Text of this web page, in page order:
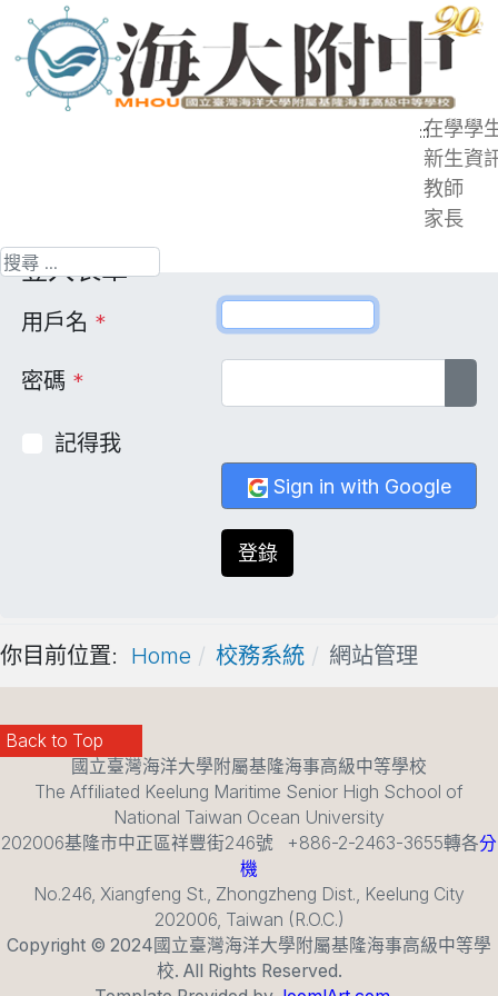
到
:::在學學
新生資
教師
家長
搜尋
請輸入用戶名與密碼或使用海附gmail登入。
登入表單
用戶名 *
密碼 *
顯
記得我
Sign in with Google
登錄
你目前位置: Home 校務系統 網站管理
Back to Top
國立臺灣海洋大學附屬基隆海事高級中等學校
The Affiliated Keelung Maritime Senior High School of
National Taiwan Ocean University
202006基隆市中正區祥豐街246號 +886-2-2463-3655轉各分
機
No.246, Xiangfeng St., Zhongzheng Dist., Keelung City
202006, Taiwan (R.O.C.)
Copyright © 2024國立臺灣海洋大學附屬基隆海事高級中等學
校. All Rights Reserved.